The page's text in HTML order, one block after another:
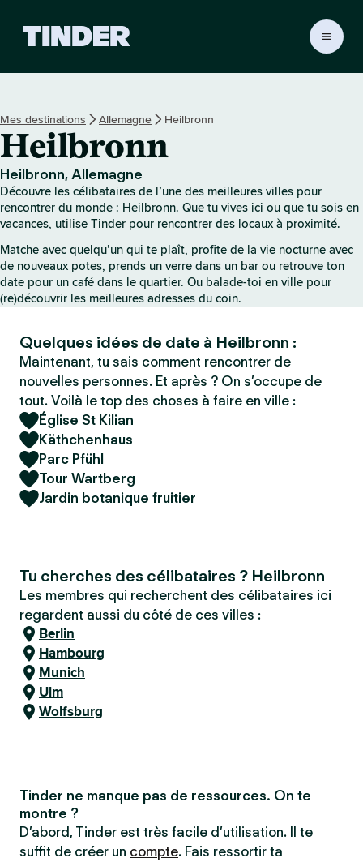
i
l
T
i
n
d
e
Mes destinations Allemagne Heilbronn
Heilbronn
Heilbronn, Allemagne
Découvre les célibataires de l’une des meilleures villes pour
rencontrer du monde : Heilbronn. Que tu vives ici ou que tu sois en
vacances, utilise Tinder pour rencontrer des locaux à proximité.
Matche avec quelqu’un qui te plaît, profite de la vie nocturne avec
de nouveaux potes, prends un verre dans un bar ou retrouve ton
date pour un café dans le quartier. Ou balade-toi en ville pour
(re)découvrir les meilleures adresses du coin.
Quelques idées de date à Heilbronn :
Maintenant, tu sais comment rencontrer de
nouvelles personnes. Et après ? On s’occupe de
tout. Voilà le top des choses à faire en ville :
Église St Kilian
Käthchenhaus
Parc Pfühl
Tour Wartberg
Jardin botanique fruitier
Tu cherches des célibataires ? Heilbronn
Les membres qui recherchent des célibataires ici
regardent aussi du côté de ces villes :
Berlin
Hambourg
Munich
Ulm
Wolfsburg
Tinder ne manque pas de ressources. On te
montre ?
D’abord, Tinder est très facile d’utilisation. Il te
suffit de créer un compte. Fais ressortir ta